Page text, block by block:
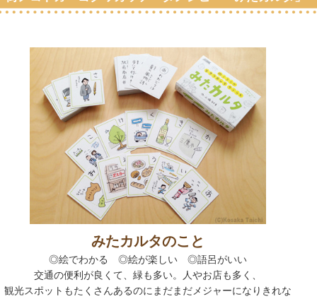
みたカルタのこと
◎絵でわかる ◎絵が楽しい ◎語呂がいい
交通の便利が良くて、緑も多い。人やお店も多く、
観光スポットもたくさんあるのにまだまだメジャーになりきれな